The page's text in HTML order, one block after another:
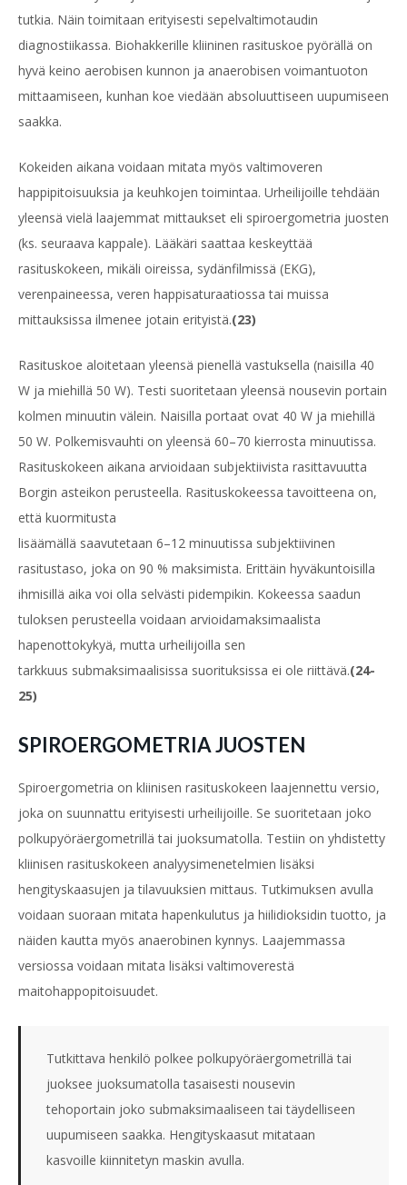
tutkia. Näin toimitaan erityisesti sepelvaltimotaudin
diagnostiikassa. Biohakkerille kliininen rasituskoe pyörällä on
hyvä keino aerobisen kunnon ja anaerobisen voimantuoton
mittaamiseen, kunhan koe viedään absoluuttiseen uupumiseen
saakka.
Kokeiden aikana voidaan mitata myös valtimoveren
happipitoisuuksia ja keuhkojen toimintaa. Urheilijoille tehdään
yleensä vielä laajemmat mittaukset eli spiroergometria juosten
(ks. seuraava kappale). Lääkäri saattaa keskeyttää
rasituskokeen, mikäli oireissa, sydänfilmissä (EKG),
verenpaineessa, veren happisaturaatiossa tai muissa
mittauksissa ilmenee jotain erityistä.(23)
Rasituskoe aloitetaan yleensä pienellä vastuksella (naisilla 40
W ja miehillä 50 W). Testi suoritetaan yleensä nousevin portain
kolmen minuutin välein. Naisilla portaat ovat 40 W ja miehillä
50 W. Polkemisvauhti on yleensä 60–70 kierrosta minuutissa.
Rasituskokeen aikana arvioidaan subjektiivista rasittavuutta
Borgin asteikon perusteella. Rasituskokeessa tavoitteena on,
että kuormitusta
lisäämällä saavutetaan 6–12 minuutissa subjektiivinen
rasitustaso, joka on 90 % maksimista. Erittäin hyväkuntoisilla
ihmisillä aika voi olla selvästi pidempikin. Kokeessa saadun
tuloksen perusteella voidaan arvioidamaksimaalista
hapenottokykyä, mutta urheilijoilla sen
tarkkuus submaksimaalisissa suorituksissa ei ole riittävä.(24-
25)
SPIROERGOMETRIA JUOSTEN
Spiroergometria on kliinisen rasituskokeen laajennettu versio,
joka on suunnattu erityisesti urheilijoille. Se suoritetaan joko
polkupyöräergometrillä tai juoksumatolla. Testiin on yhdistetty
kliinisen rasituskokeen analyysimenetelmien lisäksi
hengityskaasujen ja tilavuuksien mittaus. Tutkimuksen avulla
voidaan suoraan mitata hapenkulutus ja hiilidioksidin tuotto, ja
näiden kautta myös anaerobinen kynnys. Laajemmassa
versiossa voidaan mitata lisäksi valtimoverestä
maitohappopitoisuudet.
Tutkittava henkilö polkee polkupyöräergometrillä tai
juoksee juoksumatolla tasaisesti nousevin
tehoportain joko submaksimaaliseen tai täydelliseen
uupumiseen saakka. Hengityskaasut mitataan
kasvoille kiinnitetyn maskin avulla.